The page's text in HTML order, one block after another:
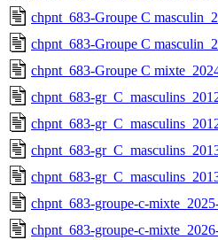
chpnt_683-Groupe C
chpnt_683-Groupe C
chpnt_683-Groupe C
chpnt_683-
chpnt_683-
chpnt_683-
chpnt_683-
chpnt_683-groupe-c-
chpnt_683-groupe-c-